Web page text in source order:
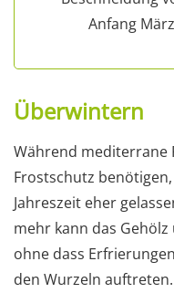
Anfang
Überwintern
Während mediterrane
Frostschutz
Jahreszeit eher
mehr kann das
ohne dass
den Wurzeln